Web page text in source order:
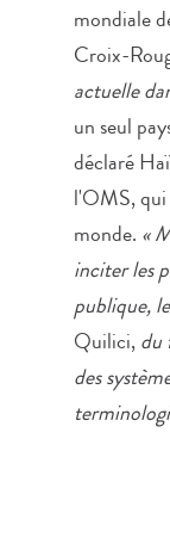
mondiale
Croix-
actuelle
un seul
déclaré
l'OMS, qui
monde. «
inciter les
publique,
Quilici,du
des